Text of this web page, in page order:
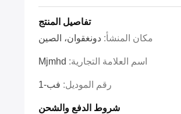
تفاصيل المنتج
مكان المنشأ: دونغقوان، الصين
اسم العلامة التجارية: Mjmhd
رقم الموديل: فب-1
شروط الدفع والشحن